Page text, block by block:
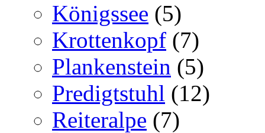
Königssee (5)
Krottenkopf (7)
Plankenstein (5)
Predigtstuhl (12)
Reiteralpe (7)